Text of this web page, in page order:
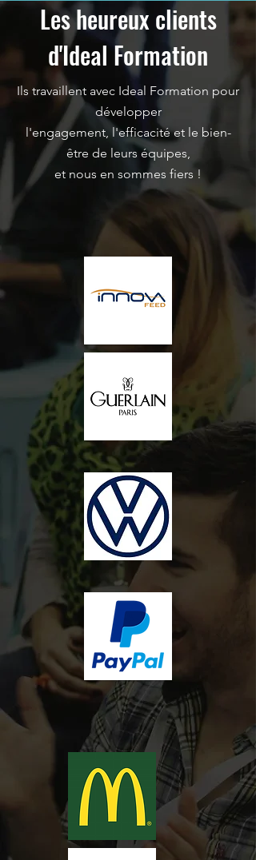
Les heureux clients
d'Ideal Formation
Ils travaillent avec Ideal Formation pour
développer
l'engagement, l'efficacité et le bien-
être de leurs équipes,
et nous en sommes fiers !